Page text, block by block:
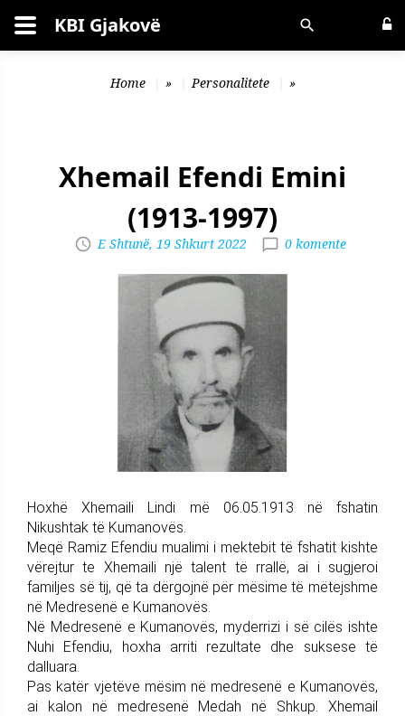
Kërko KBI Gjakovë
Home » Personalitete »
Xhemail Efendi Emini
(1913-1997)
E Shtunë, 19 Shkurt 2022 0 komente
Hoxhë Xhemaili Lindi më 06.05.1913 në fshatin
Nikushtak të Kumanovës.
Meqë Ramiz Efendiu mualimi i mektebit të fshatit kishte
vërejtur te Xhemaili një talent të rrallë, ai i sugjeroi
familjes së tij, që ta dërgojnë për mësime të mëtejshme
në Medresenë e Kumanovës.
Në Medresenë e Kumanovës, myderrizi i së cilës ishte
Nuhi Efendiu, hoxha arriti rezultate dhe suksese të
dalluara.
Pas katër vjetëve mësim në medresenë e Kumanovës,
ai kalon në medresenë Medah në Shkup. Xhemail